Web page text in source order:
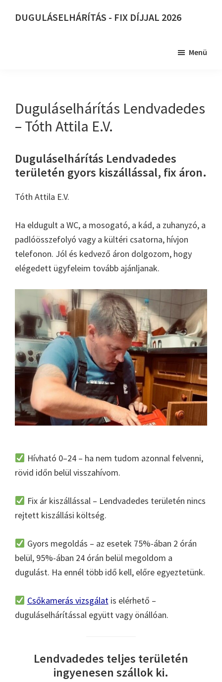
DUGULÁSELHÁRÍTÁS - FIX DÍJJAL 2026
Menü
Duguláselhárítás Lendvadedes
– Tóth Attila E.V.
Duguláselhárítás Lendvadedes
területén gyors kiszállással, fix áron.
Tóth Attila E.V.
Ha eldugult a WC, a mosogató, a kád, a zuhanyzó, a
padlóösszefolyó vagy a kültéri csatorna, hívjon
telefonon. Jól és kedvező áron dolgozom, hogy
elégedett ügyfeleim tovább ajánljanak.
Hívható 0–24 – ha nem tudom azonnal felvenni,
rövid időn belül visszahívom.
Fix ár kiszállással – Lendvadedes területén nincs
rejtett kiszállási költség.
Gyors megoldás – az esetek 75%-ában 2 órán
belül, 95%-ában 24 órán belül megoldom a
dugulást. Ha ennél több idő kell, előre egyeztetünk.
Csőkamerás vizsgálatis elérhető –
duguláselhárítással együtt vagy önállóan.
Lendvadedes teljes területén
ingyenesen szállok ki.